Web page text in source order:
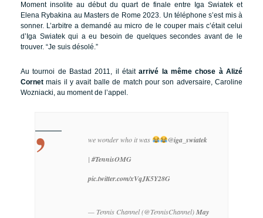
Moment insolite au début du quart de finale entre Iga Swiatek et
Elena Rybakina au Masters de Rome 2023. Un téléphone s’est mis à
sonner. L’arbitre a demandé au micro de le couper mais c’était celui
d’Iga Swiatek qui a eu besoin de quelques secondes avant de le
trouver. “Je suis désolé.”
Au tournoi de Bastad 2011, il étaitarrivé la même chose à Alizé
Cornet mais il y avait balle de match pour son adversaire, Caroline
Wozniacki, au moment de l’appel.
we wonder who it was @iga_swiatek
|#TennisOMG
pic.twitter.com/xVqJK5Y28G
— Tennis Channel (@TennisChannel)May